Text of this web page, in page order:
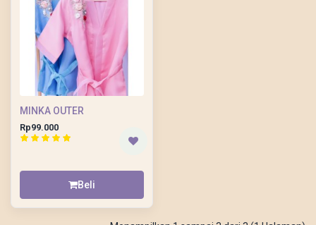
MINKA OUTER
Rp99.000
Beli